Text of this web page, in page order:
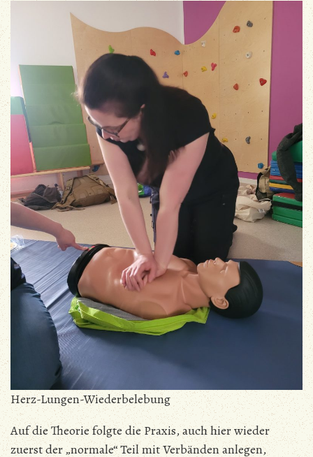
Herz-Lungen-Wiederbelebung
Auf die Theorie folgte die Praxis, auch hier wieder
zuerst der „normale“ Teil mit Verbänden anlegen,